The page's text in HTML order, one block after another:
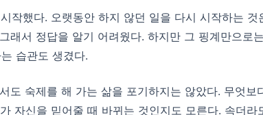
작했다. 오랫동안 하지 않던 일을 다시 시작하는
서 정답을 알기 어려웠다. 하지만 그 핑계만으로
습관도 생겼다.
숙제를 해 가는 삶을 포기하지는 않았다. 무엇보
자신을 믿어줄 때 바뀌는 것인지도 모른다. 속더라